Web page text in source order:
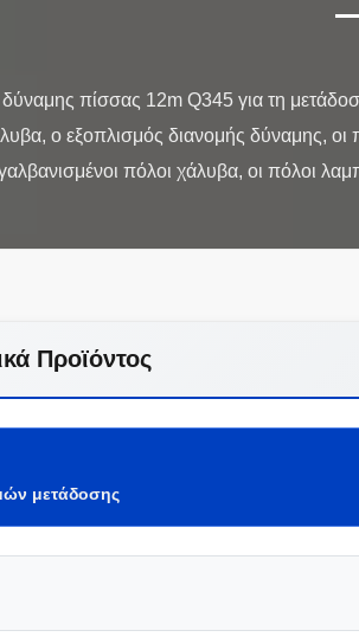
δύναμης πίσσας 12m Q345 για τη
ο εξοπλισμός διανομής δύναμης,
Προϊόντος
μετάδοσης